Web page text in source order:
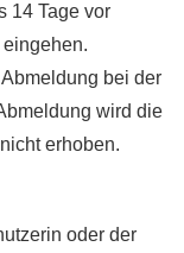
14 Tage vor
.
bei der
wird die
erhoben.
oder der